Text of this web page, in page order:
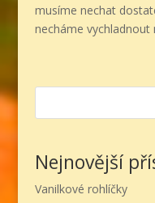
musíme nechat
necháme vychladnout
Nejnovější
Vanilkové rohlíčky